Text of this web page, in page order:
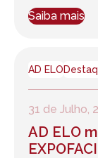
Saiba mais
AD ELO
31 de Julho,
AD ELO